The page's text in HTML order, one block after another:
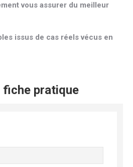
vous assurer du meilleur
issus de cas réels vécus en
fiche pratique